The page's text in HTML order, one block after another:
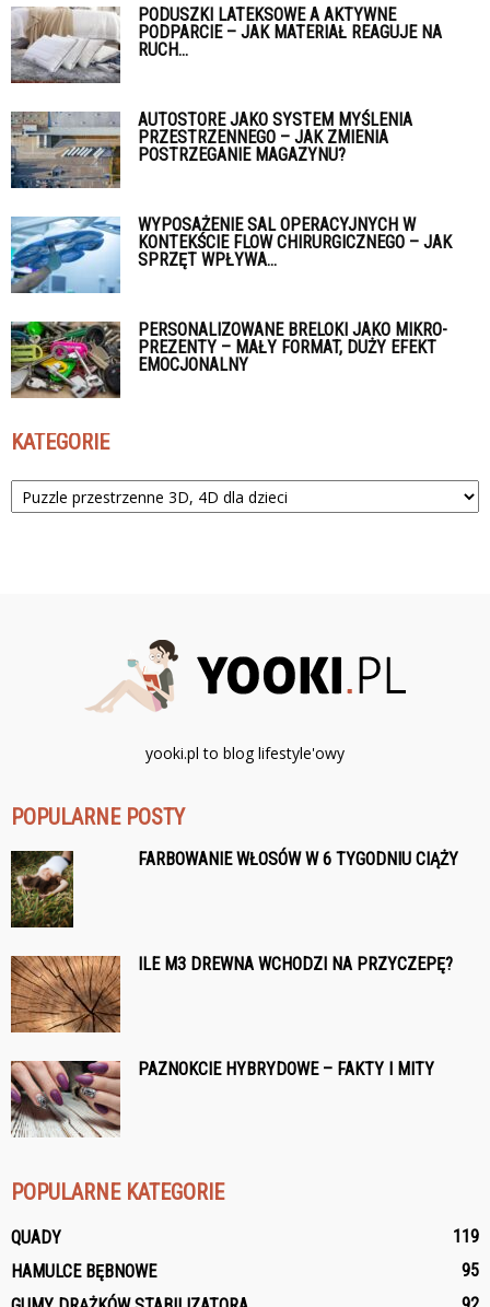
PODUSZKI LATEKSOWE A AKTYWNE
PODPARCIE – JAK MATERIAŁ REAGUJE NA
RUCH...
AUTOSTORE JAKO SYSTEM MYŚLENIA
PRZESTRZENNEGO – JAK ZMIENIA
POSTRZEGANIE MAGAZYNU?
WYPOSAŻENIE SAL OPERACYJNYCH W
KONTEKŚCIE FLOW CHIRURGICZNEGO – JAK
SPRZĘT WPŁYWA...
PERSONALIZOWANE BRELOKI JAKO MIKRO-
PREZENTY – MAŁY FORMAT, DUŻY EFEKT
EMOCJONALNY
KATEGORIE
Kategorie
yooki.pl to blog lifestyle'owy
POPULARNE POSTY
FARBOWANIE WŁOSÓW W 6 TYGODNIU CIĄŻY
ILE M3 DREWNA WCHODZI NA PRZYCZEPĘ?
PAZNOKCIE HYBRYDOWE – FAKTY I MITY
POPULARNE KATEGORIE
QUADY
119
HAMULCE BĘBNOWE
95